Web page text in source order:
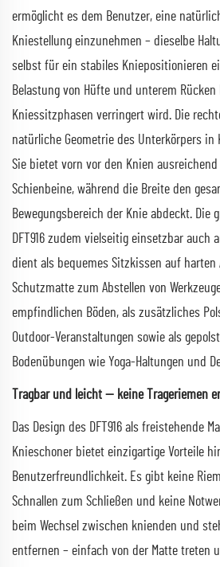
ermöglicht es dem Benutzer, eine
Kniestellung einzunehmen – dieselbe
selbst für ein stabiles Kniepositionieren
Belastung von Hüfte und unterem Rücken
Kniessitzphasen verringert wird. Die
natürliche Geometrie des Unterkörpers
Sie bietet vorn vor den Knien
Schienbeine, während die Breite den
Bewegungsbereich der Knie abdeckt. Die
DFT916 zudem vielseitig einsetzbar auch
dient als bequemes Sitzkissen auf harten
Schutzmatte zum Abstellen von
empfindlichen Böden, als zusätzliches
Outdoor-Veranstaltungen sowie als
Bodenübungen wie Yoga-Haltungen und
Tragbar und leicht — keine Trageriemen
Das Design des DFT916 als freistehende
Knieschoner bietet einzigartige Vorteile
Benutzerfreundlichkeit. Es gibt keine
Schnallen zum Schließen und keine
beim Wechsel zwischen knienden und
entfernen – einfach von der Matte treten